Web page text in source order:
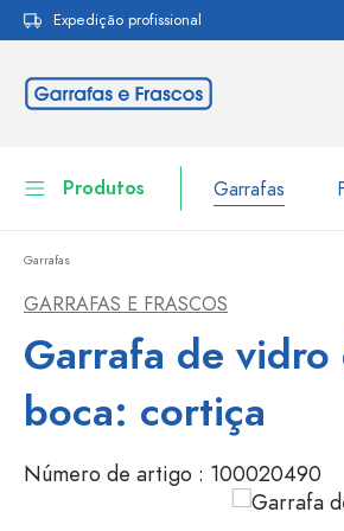
Saltar para a
Expedição profissional
Produtos Garrafas
Frascos
Embalagens cosméticas
Garrafas
GARRAFAS E FRASCOS
Garrafa de
boca: cortiça
Número de artigo : 100020490